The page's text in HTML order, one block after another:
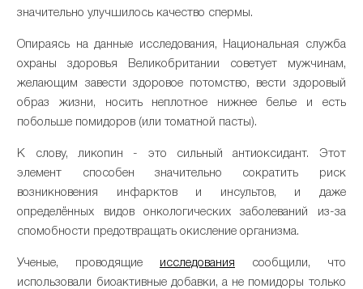
значительно улучшилось качество спермы.
Опираясь на данные исследования, Национальная служба
охраны здоровья Великобритании советует мужчинам,
желающим завести здоровое потомство, вести здоровый
образ жизни, носить неплотное нижнее белье и есть
побольше помидоров (или томатной пасты).
К слову, ликопин - это сильный антиоксидант. Этот
элемент способен значительно сократить риск
возникновения инфарктов и инсультов, и даже
определённых видов онкологических заболеваний из-за
спомобности предотвращать окисление организма.
Ученые, проводящие исследования сообщили, что
использовали биоактивные добавки, а не помидоры только